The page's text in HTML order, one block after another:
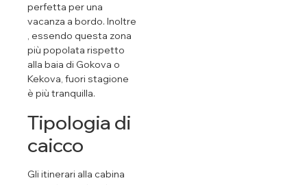
perfetta per una
vacanza a bordo. Inoltre
, essendo questa zona
più popolata rispetto
alla baia di Gokova o
Kekova, fuori stagione
è più tranquilla.
Tipologia di
caicco
Gli itinerari alla cabina